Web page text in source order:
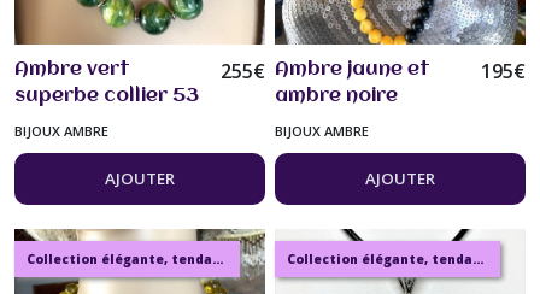
Ambre vert
superbe collier 53
cm magnifique
perles de 20 mm
bijou femme
255€
BIJOUX AMBRE
AJOUTER
Ambre jaune et
ambre noire
collier/sautoir 74
cm en ambre jaune
12mm et ambre
noire 12mm, bijou
femme
195€
BIJOUX AMBRE
AJOUTER
Collection élégante, tendance, moderne, de bijoux en ambre, pierre, perles. Collection élégante, tendance, moderne, de bijoux en ambre, pierre, perles.